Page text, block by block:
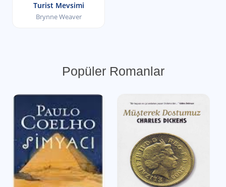
Turist Mevsimi
Brynne Weaver
Popüler Romanlar